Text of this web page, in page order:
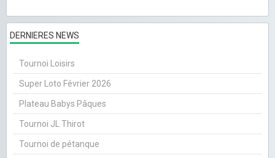
DERNIERES NEWS
Tournoi Loisirs
Super Loto Février 2026
Plateau Babys Pâques
Tournoi JL Thirot
Tournoi de pétanque